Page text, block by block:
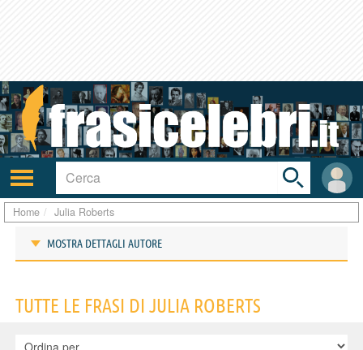
Attiva/disattiva
navigazione
User
area
Toggle
search
bar
Home Julia Roberts
MOSTRA DETTAGLI AUTORE
TUTTE LE FRASI DI JULIA ROBERTS